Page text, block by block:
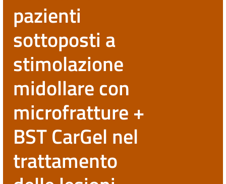
pazienti
sottoposti a
stimolazione
midollare con
microfratture +
BST CarGel nel
trattamento